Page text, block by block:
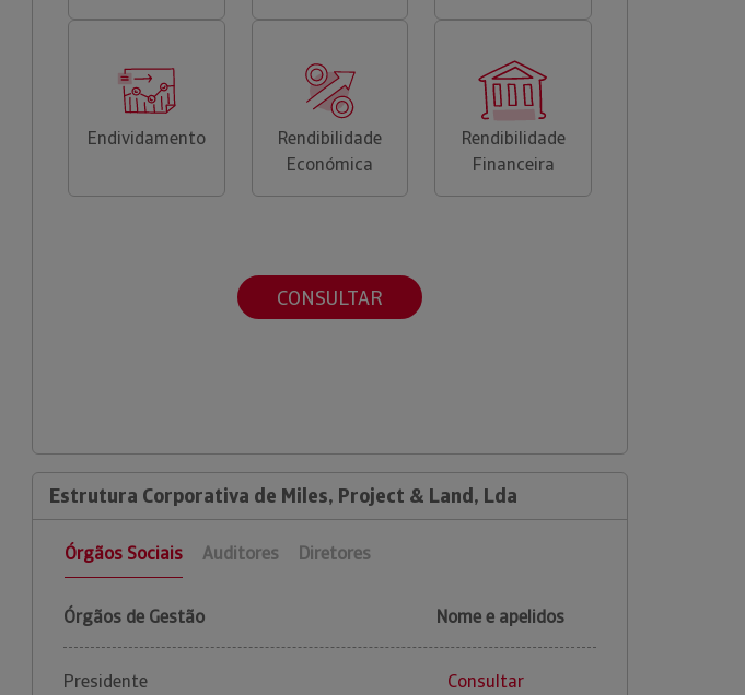
Endividamento
Rendibilidade
Económica
Rendibilidade
Financeira
CONSULTAR
Estrutura Corporativa de Miles, Project & Land, Lda
Órgãos Sociais Auditores Diretores
Órgãos de Gestão Nome e apelidos
Presidente Consultar